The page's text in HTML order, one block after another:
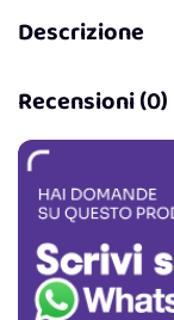
Descrizione
Recensioni (0)